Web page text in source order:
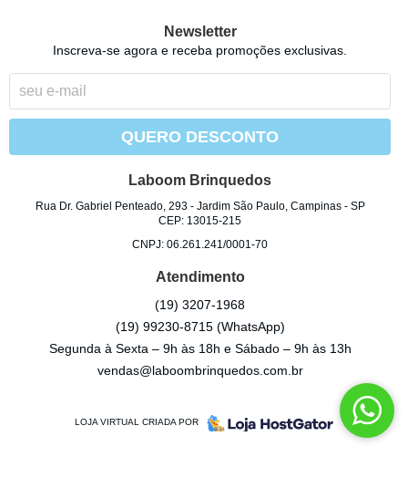
Newsletter
Inscreva-se agora e receba promoções exclusivas.
QUERO DESCONTO
Laboom Brinquedos
Rua Dr. Gabriel Penteado, 293- Jardim São Paulo, Campinas- SP
CEP: 13015-215
CNPJ: 06.261.241/0001-70
Atendimento
(19) 3207-1968
(19) 99230-8715 (WhatsApp)
Segunda à Sexta – 9h às 18h e Sábado – 9h às 13h
vendas@laboombrinquedos.com.br
LOJA VIRTUAL CRIADA POR